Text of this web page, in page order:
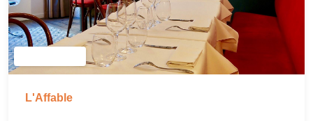
L'Affable